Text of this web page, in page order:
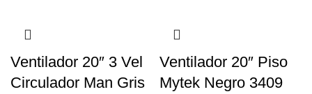
Ventilador 20″ 3 Vel
Circulador Man Gris
Ventilador 20″ Piso
Mytek Negro 3409